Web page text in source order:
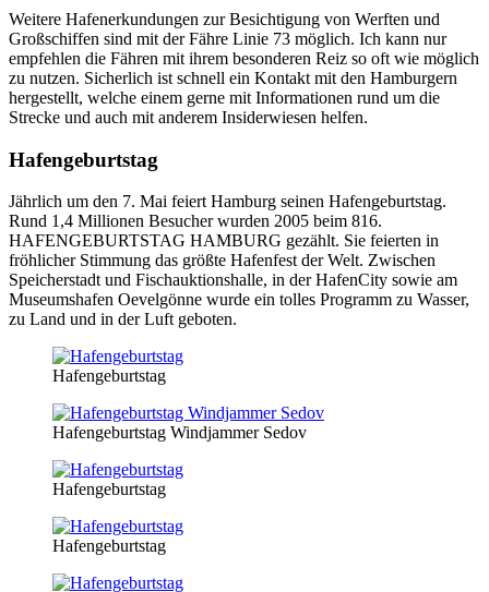
Weitere Hafenerkundungen zur Besichtigung von Werften und
Großschiffen sind mit der Fähre Linie 73 möglich. Ich kann nur
empfehlen die Fähren mit ihrem besonderen Reiz so oft wie möglich
zu nutzen. Sicherlich ist schnell ein Kontakt mit den Hamburgern
hergestellt, welche einem gerne mit Informationen rund um die
Strecke und auch mit anderem Insiderwiesen helfen.
Hafengeburtstag
Jährlich um den 7. Mai feiert Hamburg seinen Hafengeburtstag.
Rund 1,4 Millionen Besucher wurden 2005 beim 816.
HAFENGEBURTSTAG HAMBURG gezählt. Sie feierten in
fröhlicher Stimmung das größte Hafenfest der Welt. Zwischen
Speicherstadt und Fischauktionshalle, in der HafenCity sowie am
Museumshafen Oevelgönne wurde ein tolles Programm zu Wasser,
zu Land und in der Luft geboten.
Hafengeburtstag
Hafengeburtstag Windjammer Sedov
Hafengeburtstag
Hafengeburtstag